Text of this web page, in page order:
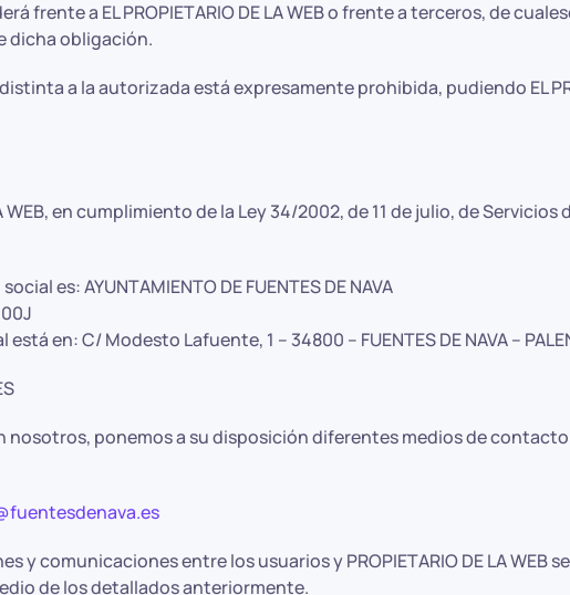
frente a EL PROPIETARIO DE LA WEB o frente a terceros, de
dicha obligación.
a la autorizada está expresamente prohibida, pudiendo EL
WEB, en cumplimiento de la Ley 34/2002, de 11 de julio, de
es: AYUNTAMIENTO DE FUENTES DE NAVA
en: C/ Modesto Lafuente, 1 – 34800 – FUENTES DE NAVA –
nosotros, ponemos a su disposición diferentes medios de
y comunicaciones entre los usuarios y PROPIETARIO DE LA
de los detallados anteriormente.